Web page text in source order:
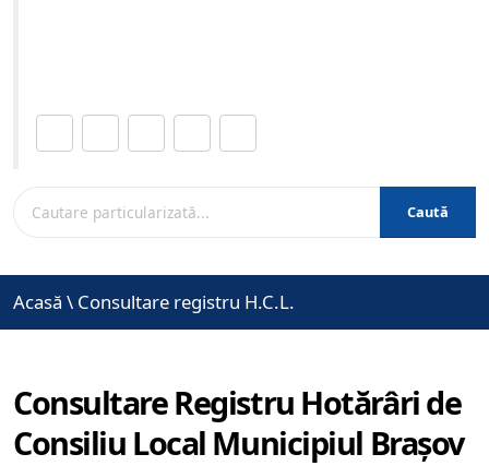
Caută
Acasă \ Consultare registru H.C.L.
Consultare Registru Hotărâri de
Consiliu Local Municipiul Brașov